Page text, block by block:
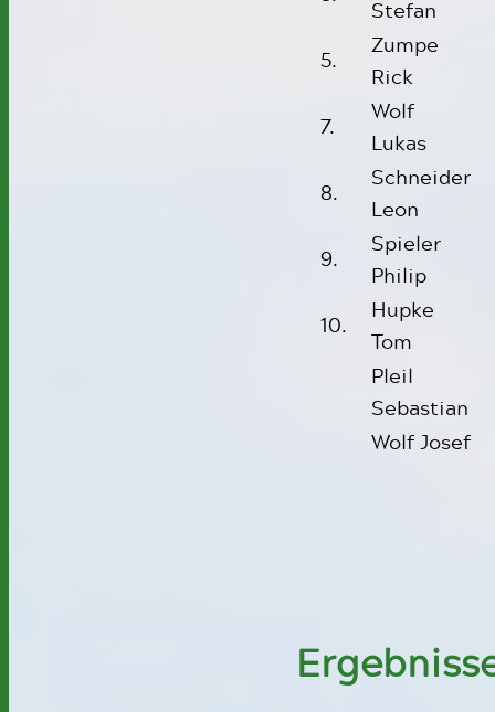
Stefan
5.
Zumpe
Rick
7.
Wolf
Lukas
8.
Schneider
Leon
9.
Spieler
Philip
10.
Hupke
Tom
Pleil
Sebastian
Wolf Josef